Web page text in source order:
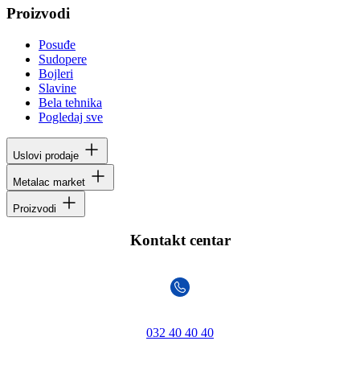
Proizvodi
Posuđe
Sudopere
Bojleri
Slavine
Bela tehnika
Pogledaj sve
Uslovi prodaje
Metalac market
Proizvodi
Kontakt centar
032 40 40 40